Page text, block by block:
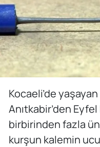
Kocaeli’de
Anıtkabir’den
birbirinden fazla
kurşun kalemin